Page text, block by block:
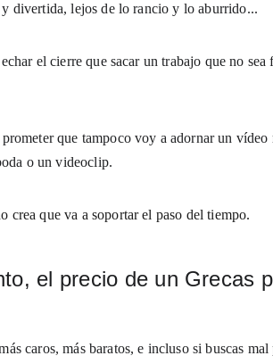
divertida, lejos de lo rancio y lo aburrido...
el cierre que sacar un trabajo que no
que tampoco voy a adornar un
o un videoclip.
crea que va a soportar el paso del tiempo.
caros, más baratos, e incluso si buscas
el precio de un Grecas